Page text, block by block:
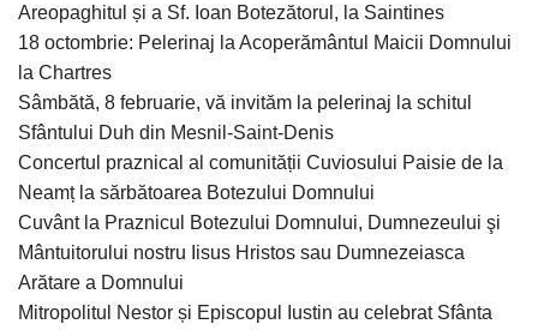
Areopaghitul și a Sf. Ioan Botezătorul, la Saintines
18 octombrie: Pelerinaj la Acoperământul Maicii Domnului
la Chartres
Sâmbătă, 8 februarie, vă invităm la pelerinaj la schitul
Sfântului Duh din Mesnil-Saint-Denis
Concertul praznical al comunității Cuviosului Paisie de la
Neamț la sărbătoarea Botezului Domnului
Cuvânt la Praznicul Botezului Domnului, Dumnezeului şi
Mântuitorului nostru Iisus Hristos sau Dumnezeiasca
Arătare a Domnului
Mitropolitul Nestor și Episcopul Iustin au celebrat Sfânta